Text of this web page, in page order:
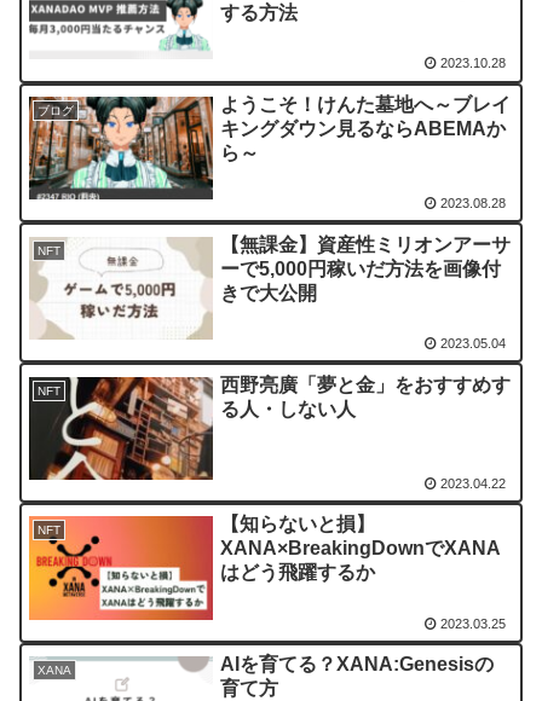
する方法
2023.10.28
ブログ
ようこそ！けんた墓地へ～ブレイ
キングダウン見るならABEMAか
ら～
2023.08.28
NFT
【無課金】資産性ミリオンアーサ
ーで5,000円稼いだ方法を画像付
きで大公開
2023.05.04
NFT
西野亮廣「夢と金」をおすすめす
る人・しない人
2023.04.22
NFT
【知らないと損】
XANA×BreakingDownでXANA
はどう飛躍するか
2023.03.25
XANA
AIを育てる？XANA:Genesisの
育て方